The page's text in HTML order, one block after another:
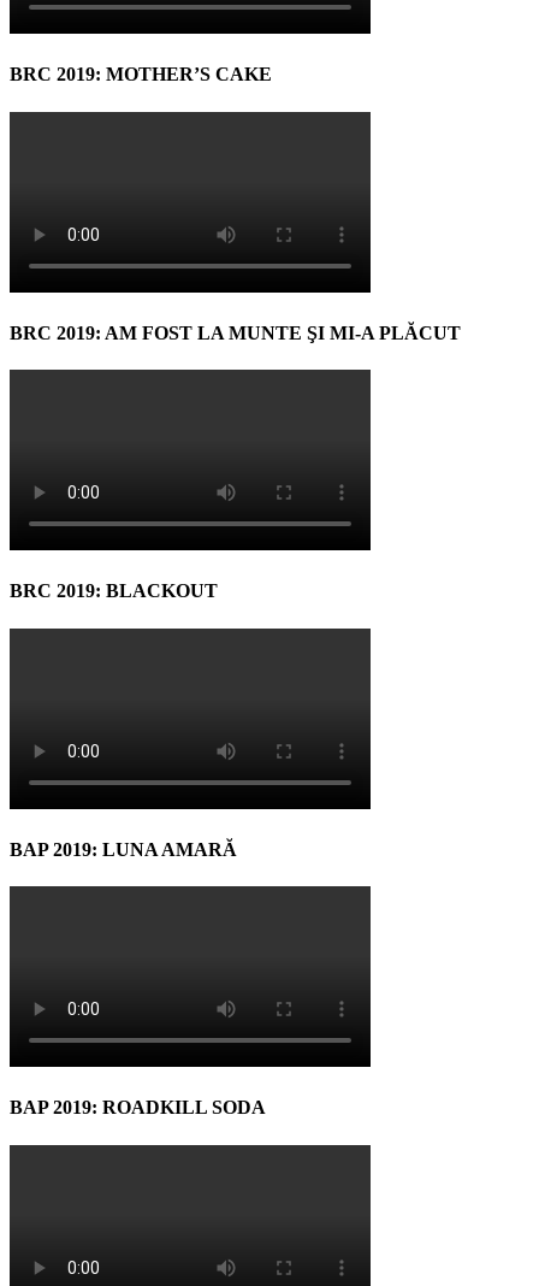
BRC 2019: MOTHER’S CAKE
BRC 2019: AM FOST LA MUNTE ŞI MI-A PLĂCUT
BRC 2019: BLACKOUT
BAP 2019: LUNA AMARĂ
BAP 2019: ROADKILL SODA